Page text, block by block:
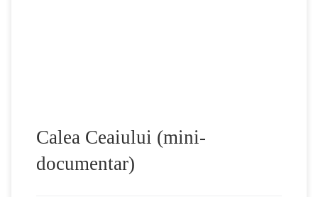
Calea Ceaiului (mini-
documentar)